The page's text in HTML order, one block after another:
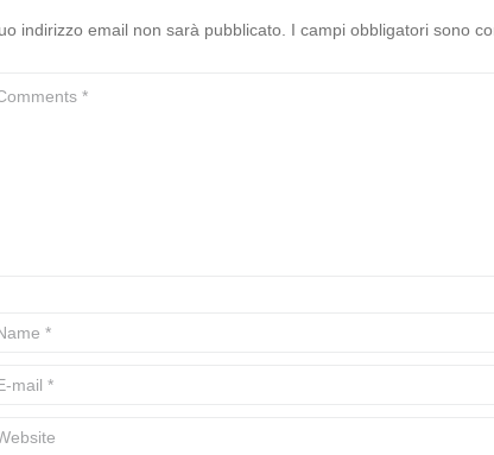
indirizzo email non sarà pubblicato. I campi obbligatori sono